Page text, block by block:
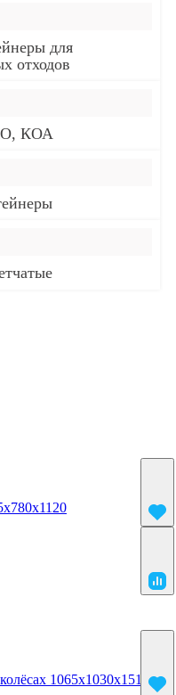
для
отходов
КОА
1065x1030x1510